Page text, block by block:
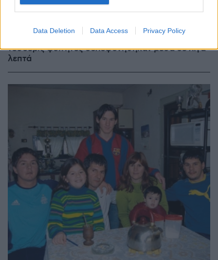
Data Deletion Data Access Privacy Policy
τέσσερις φοιτητές δολοφονήθηκαν μέσα σε λίγα
λεπτά
πριν μία ώρα